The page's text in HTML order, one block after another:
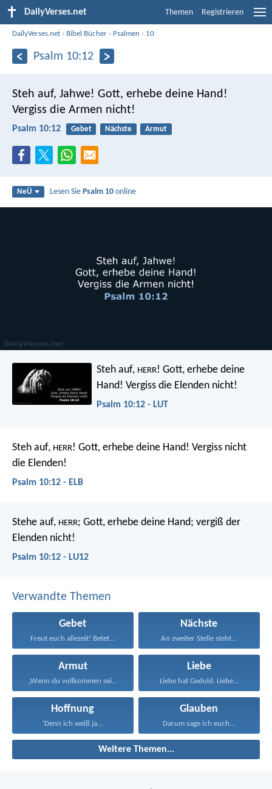
DailyVerses.net Themen Registrieren
DailyVerses.net › Bibel Bücher › Psalmen › 10
Psalm 10:12
Steh auf, Jahwe! Gott, erhebe deine Hand!
Vergiss die Armen nicht!
Psalm 10:12 Gebet Nächste Armut
NeÜ Lesen SiePsalm 10 online
Steh auf, HERR! Gott, erhebe deine
Hand! Vergiss die Elenden nicht!
Psalm 10:12 - LUT
Steh auf, HERR! Gott, erhebe deine Hand! Vergiss nicht
die Elenden!
Psalm 10:12 - ELB
Stehe auf, HERR; Gott, erhebe deine Hand; vergiß der
Elenden nicht!
Psalm 10:12 - LU12
Verwandte Themen
Gebet
Freut euch allezeit! Betet...
Nächste
An zweiter Stelle steht...
Armut
„Wenn du vollkommen sein...
Liebe
Liebe hat Geduld. Liebe...
Hoffnung
'Denn ich weiß ja...
Glauben
Darum sage ich euch...
Weitere Themen...